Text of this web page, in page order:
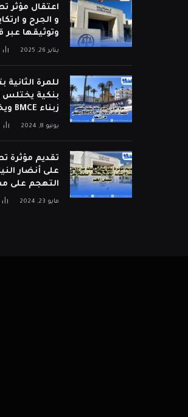
اعتقال مؤثر
و الجرح و
وتوثيقها عبر
يناير 26, 2025
للمرة الثانية
بنكية يختلس
زبناء BMCE ويختفي عن الأنظار.
يونيو 8, 2024
تقديم مؤثرة
على أنضار
التهجم على
مايو 23, 2024